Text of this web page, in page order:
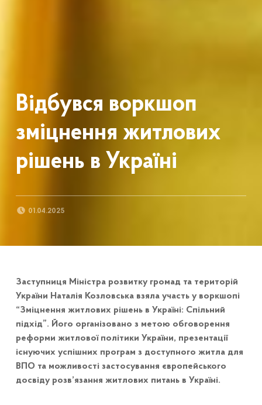
Відбувся воркшоп
зміцнення житлових
рішень в Україні
01.04.2025
Заступниця Міністра розвитку громад та територій
України Наталія Козловська взяла участь у воркшопі
“Зміцнення житлових рішень в Україні: Спільний
підхід”. Його організовано з метою обговорення
реформи житлової політики України, презентації
існуючих успішних програм з доступного житла для
ВПО та можливості застосування європейського
досвіду розв’язання житлових питань в Україні.